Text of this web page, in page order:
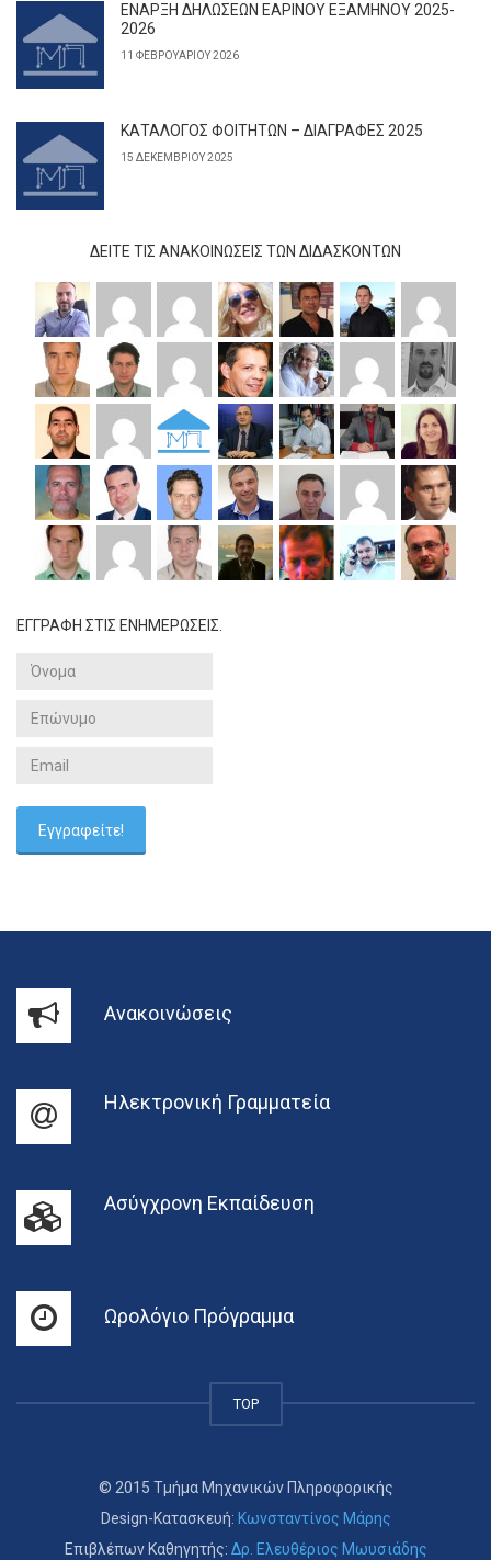
ΕΝΑΡΞΗ ΔΗΛΩΣΕΩΝ ΕΑΡΙΝΟΥ ΕΞΑΜΗΝΟΥ 2025-
2026
11 ΦΕΒΡΟΥΑΡΊΟΥ 2026
ΚΑΤΑΛΟΓΟΣ ΦΟΙΤΗΤΩΝ – ΔΙΑΓΡΑΦΕΣ 2025
15 ΔΕΚΕΜΒΡΊΟΥ 2025
ΔΕΊΤΕ ΤΙΣ ΑΝΑΚΟΙΝΏΣΕΙΣ ΤΩΝ ΔΙΔΆΣΚΟΝΤΩΝ
ΕΓΓΡΑΦΗ ΣΤΙΣ ΕΝΗΜΕΡΩΣΕΙΣ.
Ανακοινώσεις
Ηλεκτρονική Γραμματεία
Ασύγχρονη Εκπαίδευση
Ωρολόγιο Πρόγραμμα
TOP
© 2015 Τμήμα Μηχανικών Πληροφορικής
Design-Κατασκευή: Κωνσταντίνος Μάρης
Επιβλέπων Καθηγητής: Δρ. Ελευθέριος Μωυσιάδης